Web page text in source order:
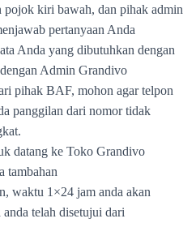
pojok kiri bawah, dan pihak admin
pertanyaan Anda
Anda yang dibutuhkan dengan
Admin Grandivo
pihak BAF, mohon agar telpon
panggilan dari nomor tidak
datang ke Toko Grandivo
tambahan
waktu 1×24 jam anda akan
telah disetujui dari